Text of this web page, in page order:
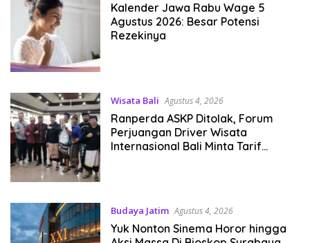
Kalender Jawa Rabu Wage 5
Agustus 2026: Besar Potensi
Rezekinya
Wisata Bali Agustus 4, 2026
Ranperda ASKP Ditolak, Forum
Perjuangan Driver Wisata
Internasional Bali Minta Tarif
Budaya Jatim Agustus 4, 2026
Yuk Nonton Sinema Horor hingga